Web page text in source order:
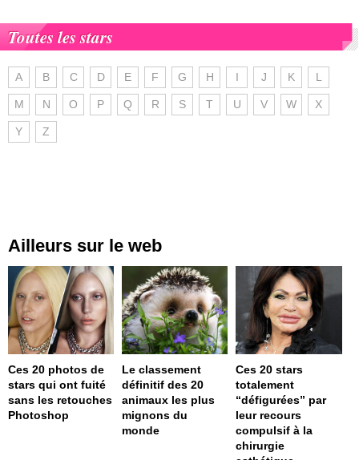
Toutes les stars
A B C D E F G H I J K L
M N O P Q R S T U V W X
Y Z
Ailleurs sur le web
Ces 20 photos de
stars qui ont fuité
sans les retouches
Photoshop
Le classement
définitif des 20
animaux les plus
mignons du
monde
Ces 20 stars
totalement
“défigurées” par
leur recours
compulsif à la
chirurgie